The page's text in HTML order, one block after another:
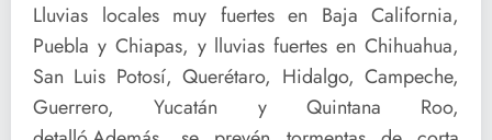
Lluvias locales muy fuertes en Baja California,
Puebla y Chiapas, y lluvias fuertes en Chihuahua,
San Luis Potosí, Querétaro, Hidalgo, Campeche,
Guerrero, Yucatán y Quintana Roo,